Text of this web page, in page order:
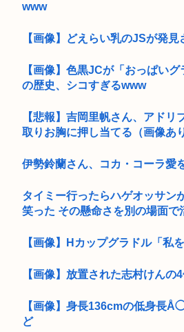
www
【画像】どえらい乳のJSが発見
【画像】色黒JCが「おっぱい
の歴史、シコすぎるwww
【悲報】吉岡里帆さん、アドリ
取りお胸に押し当てる（画像あり
伊勢鈴蘭さん、コカ・コーラ愛
タイミー行ったらハゲオッサン
笑った その懸命さを別の場面で
【画像】Hカップグラドル「私
【画像】放置された志村けん
【画像】身長136cmの低身長
ど